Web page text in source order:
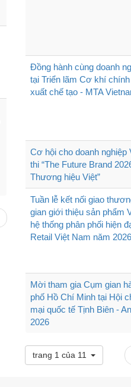
Đồng hành cùng doanh
tại Triển lãm Cơ khí
xuất chế tạo - MTA
Cơ hội cho doanh nghiệp
thi “The Future Brand
Thương hiệu Việt”
Tuần lễ kết nối giao
gian giới thiệu sản phẩm
hệ thống phân phối hiện
Retail Việt Nam năm 2026
Mời tham gia Cụm gian
phố Hồ Chí Minh tại Hội
mại quốc tế Tịnh Biên -
2026
trang 1 của 11